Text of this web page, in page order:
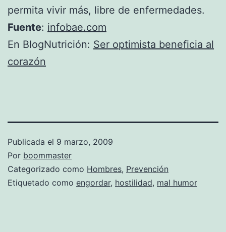
permita vivir más, libre de enfermedades.
Fuente: infobae.com
En BlogNutrición: Ser optimista beneficia al
corazón
Publicada el 9 marzo, 2009
Por boommaster
Categorizado como Hombres, Prevención
Etiquetado como engordar, hostilidad, mal humor